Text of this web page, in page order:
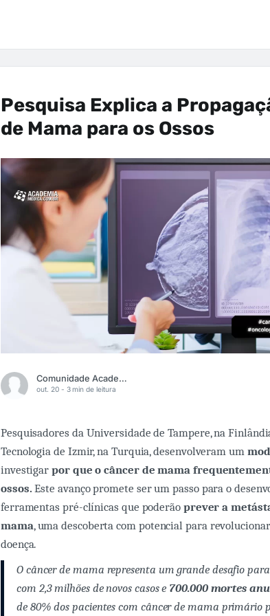
Pesquisa Explica a
de Mama para os Ossos
Comunidade Academia Médica
out. 20 - 3 min de leitura
Pesquisadores da Universidade de Tampere, na
Tecnologia de Izmir, na Turquia, desenvolveram um
investigarpor que o câncer de mama
ossos. Este avanço promete ser um passo para o
ferramentas pré-clínicas que poderão prever a
mama, uma descoberta com potencial para
doença.
O câncer de mama representa um grande desafio
com 2,3 milhões de novos casos e 700.000 mortes
de 80% dos pacientes com câncer de mama primário